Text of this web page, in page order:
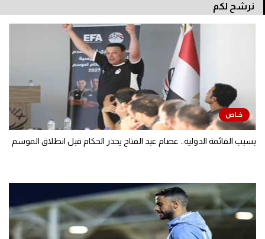
نرشح لكم
بسبب القائمة الدولية.. عصام عبد الفتاح يحذر الحكام قبل انطلاق الموسم